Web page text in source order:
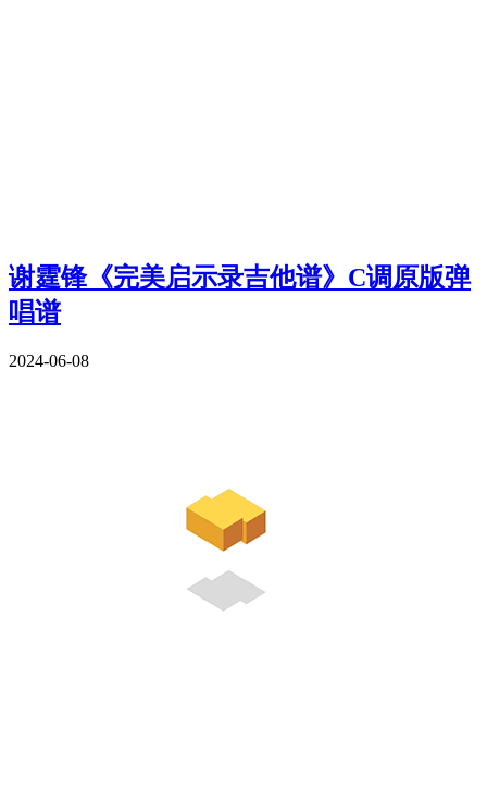
谢霆锋《完美启示录吉他谱》C调原版弹
唱谱
2024-06-08